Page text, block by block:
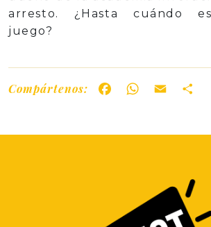
arresto. ¿Hasta cuándo
juego?
Compártenos: FacebookWhatsApp
Email